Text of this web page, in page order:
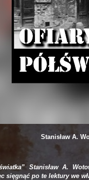
Stanisław A.
Stanisław A.
sięgnąć po te lektury we